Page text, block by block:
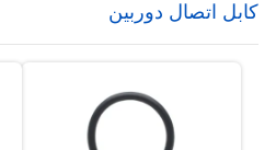
کابل اتصال دوربین